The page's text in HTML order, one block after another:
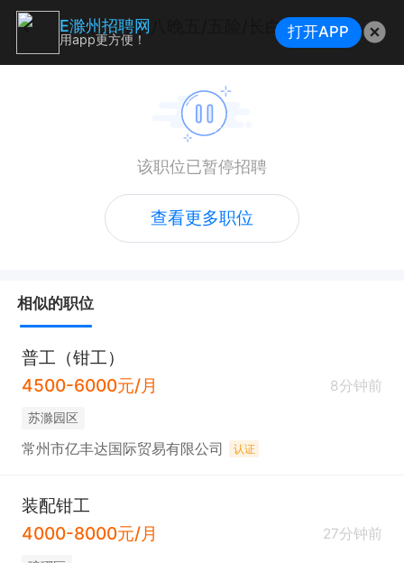
焊工（早八晚五/五险/长白班/8小时）
该职位已暂停招聘
查看更多职位
相似的职位
普工（钳工）
4500-6000元/月
8分钟前
苏滁园区
常州市亿丰达国际贸易有限公司 认证
装配钳工
4000-8000元/月
27分钟前
E滁州招聘网
用app更方便！ 打开APP